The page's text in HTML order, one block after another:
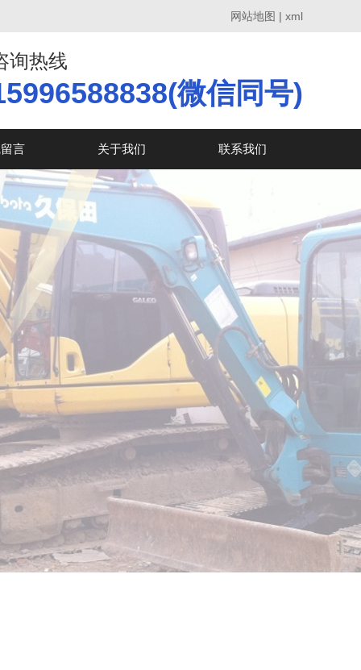
网站地图 | xml
询热线
微信同号)
言 关于我们 联系我们